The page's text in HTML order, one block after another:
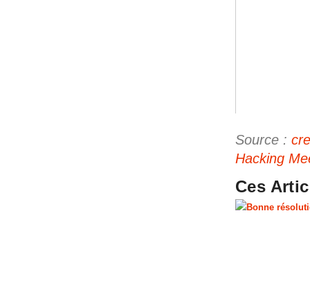
Source :
Hacking
Ces